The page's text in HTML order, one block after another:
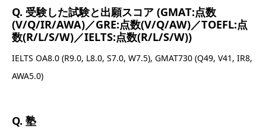
Q. 受験した試験と出願スコア (GMAT:点数
(V/Q/IR/AWA)／GRE:点数(V/Q/AW)／TOEFL:点
数(R/L/S/W)／IELTS:点数(R/L/S/W))
IELTS OA8.0 (R9.0, L8.0, S7.0, W7.5), GMAT730 (Q49, V41, IR8,
AWA5.0)
Q. 塾